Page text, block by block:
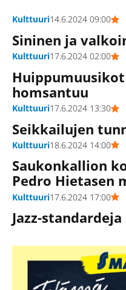
Kulttuuri14.6.2024 09:00
Sininen ja
Kulttuuri17.6.2024 02:00
homsantuu
Kulttuuri17.6.2024 13:30
Seikkailujen
Kulttuuri18.6.2024 14:00
Saukonkallion
Pedro Hietasen
Kulttuuri17.6.2024 17:00
Jazz-